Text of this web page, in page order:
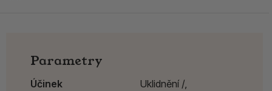
Parametry
Účinek
Uklidnění /,